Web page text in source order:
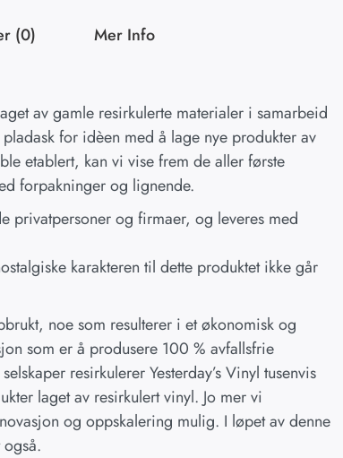
(0)
Mer Info
av gamle resirkulerte materialer i samarbeid
for idèen med å lage nye produkter av
etablert, kan vi vise frem de aller første
forpakninger og lignende.
privatpersoner og firmaer, og leveres med
karakteren til dette produktet ikke går
noe som resulterer i et økonomisk og
som er å produsere 100 % avfallsfrie
resirkulerer Yesterday’s Vinyl tusenvis
laget av resirkulert vinyl. Jo mer vi
og oppskalering mulig. I løpet av denne